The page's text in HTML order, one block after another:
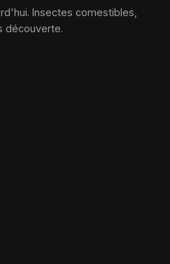
Insectes comestibles,
découverte.